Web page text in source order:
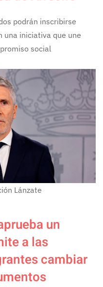
podrán inscribirse
una iniciativa que une
social
Lánzate
un
a las
cambiar